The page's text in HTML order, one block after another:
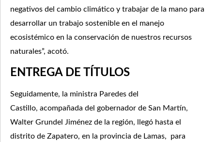
negativos del cambio climático y trabajar de la mano para
desarrollar un trabajo sostenible en el manejo
ecosistémico en la conservación de nuestros recursos
naturales”, acotó.
ENTREGA DE TÍTULOS
Seguidamente, la ministra Paredes del
Castillo, acompañada del gobernador de San Martín,
Walter Grundel Jiménez de la región, llegó hasta el
distrito de Zapatero, en la provincia de Lamas, para